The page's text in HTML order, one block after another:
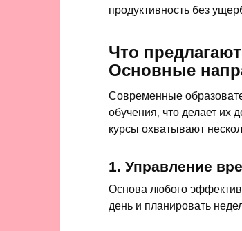
продуктивность без
Что
Основные
Современные
обучения‚ что делает
курсы охватывают
1. Управление
Основа любого
день и планировать